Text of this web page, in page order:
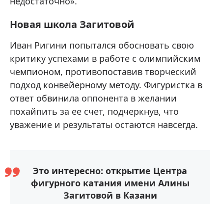
Новая школа Загитовой
Иван Ригини попытался обосновать свою
критику успехами в работе с олимпийским
чемпионом, противопоставив творческий
подход конвейерному методу. Фигуристка в
ответ обвинила оппонента в желании
похайпить за ее счет, подчеркнув, что
уважение и результаты остаются навсегда.
Это интересно: открытие Центра
фигурного катания имени Алины
Загитовой в Казани